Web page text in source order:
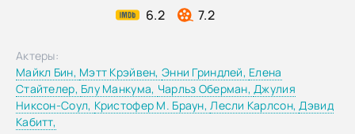
6.2 7.2
Актеры:
Майкл Бин, Мэтт Крэйвен,Энни Гриндлей, Елена
Стайтелер, Блу Манкума, Чарльз Оберман,Джулия
Никсон-Соул, Кристофер М. Браун,Лесли Карлсон,Дэвид
Кабитт,